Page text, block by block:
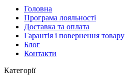
Головна
Програма лояльності
Доставка та оплата
Гарантія і повернення товару
Блог
Контакти
Категорії